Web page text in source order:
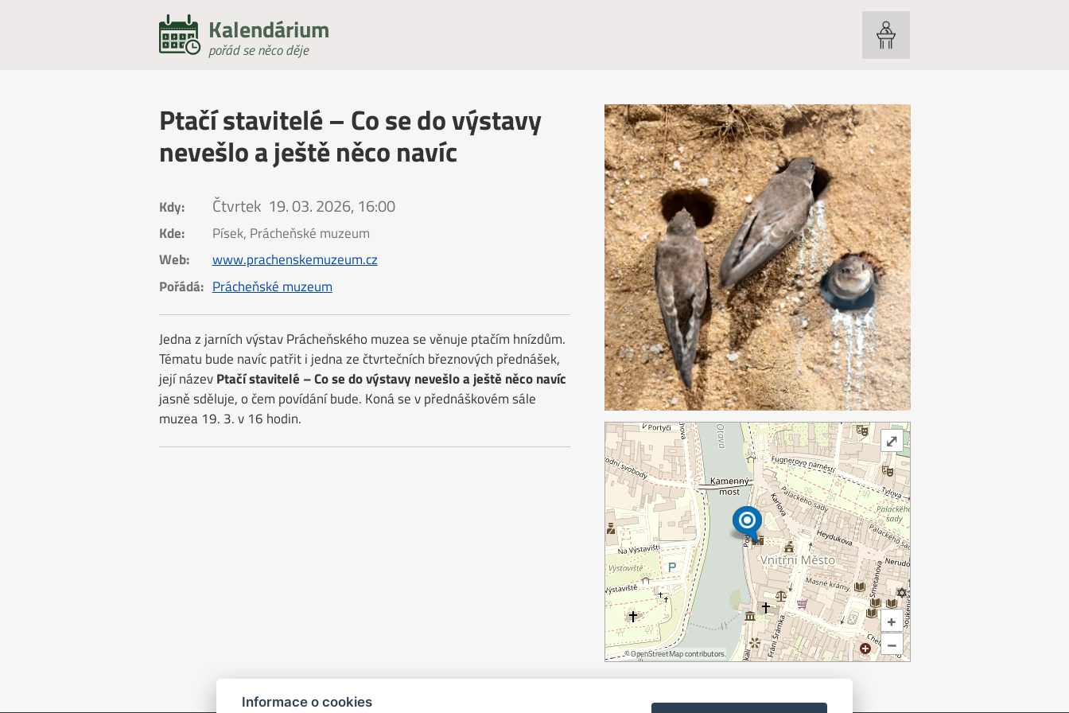
Kalendárium
pořád se něco děje
Ptačí stavitelé – Co se do výstavy
nevešlo a ještě něco navíc
Kdy: Čtvrtek 19. 03. 2026, 16:00
Kde:
Písek, Prácheňské muzeum
Web:
www.prachenskemuzeum.cz
Pořádá: Prácheňské muzeum
Jedna z jarních výstav Prácheňského muzea se věnuje ptačím hnízdům.
Tématu bude navíc patřit i jedna ze čtvrtečních březnových přednášek,
její názevPtačí stavitelé – Co se do výstavy nevešlo a ještě něco navíc
jasně sděluje, o čem povídání bude. Koná se v přednáškovém sále
muzea 19. 3. v 16 hodin.
+
–
©OpenStreetMapcontributors.
⤢
Informace o cookies